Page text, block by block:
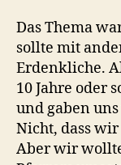
Das Thema
sollte mit
Erdenkliche.
10 Jahre oder
und gaben
Nicht, dass
Aber wir